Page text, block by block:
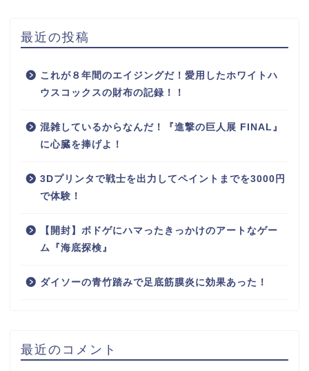
最近の投稿
これが８年間のエイジングだ！愛用したホワイトハ
ウスコックスの財布の記録！！
混雑しているからなんだ！『進撃の巨人展 FINAL』
に心臓を捧げよ！
3Dプリンタで戦士を出力してペイントまでを3000円
で体験！
【開封】ボドゲにハマったきっかけのアートなゲー
ム『海底探検』
ダイソーの青竹踏みで足底筋膜炎に効果あった！
最近のコメント